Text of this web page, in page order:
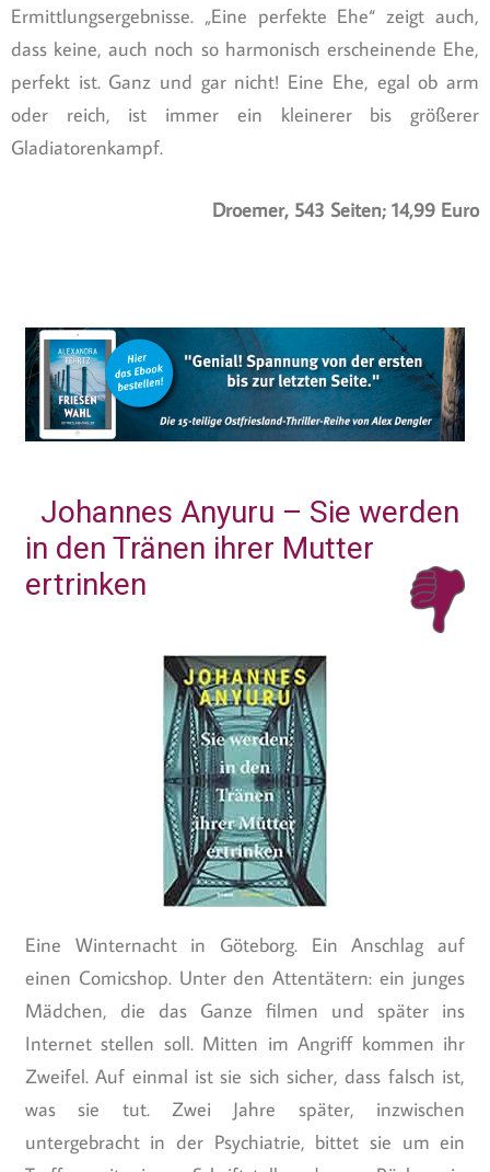
Ermittlungsergebnisse. „Eine perfekte Ehe“ zeigt auch,
dass keine, auch noch so harmonisch erscheinende Ehe,
perfekt ist. Ganz und gar nicht! Eine Ehe, egal ob arm
oder reich, ist immer ein kleinerer bis größerer
Gladiatorenkampf.
Droemer, 543 Seiten; 14,99 Euro
Johannes Anyuru – Sie werden
in den Tränen ihrer Mutter
ertrinken
Eine Winternacht in Göteborg. Ein Anschlag auf
einen Comicshop. Unter den Attentätern: ein junges
Mädchen, die das Ganze filmen und später ins
Internet stellen soll. Mitten im Angriff kommen ihr
Zweifel. Auf einmal ist sie sich sicher, dass falsch ist,
was sie tut. Zwei Jahre später, inzwischen
untergebracht in der Psychiatrie, bittet sie um ein